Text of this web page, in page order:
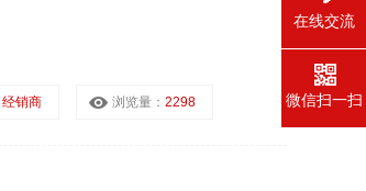
经销商 浏览量： 2298
在线交流
微信扫一扫